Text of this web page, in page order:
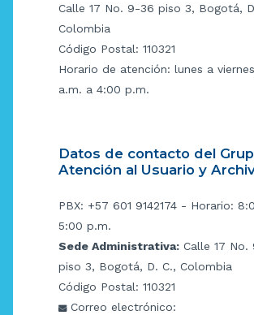
Calle 17 No. 9-36 piso 3, Bogotá,
Colombia
Código Postal: 110321
Horario de atención: lunes a
a.m. a 4:00 p.m.
Datos de contacto del
Atención al Usuario y
PBX: +57 601 9142174 - Horario:
5:00 p.m.
Sede Administrativa: Calle 17
piso 3, Bogotá, D. C., Colombia
Código Postal: 110321
Correo electrónico: